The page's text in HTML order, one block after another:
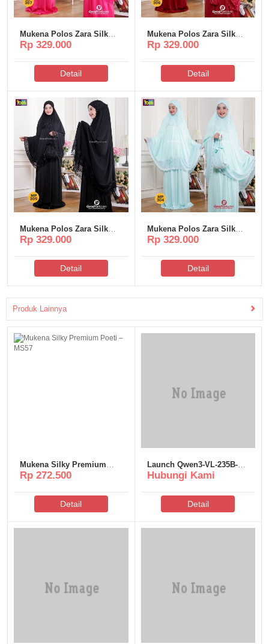
Mukena Polos Zara Silk
Poeti – MP307
Rp 329.000
Detail
Mukena Polos Zara Silk
Poeti – MP306
Rp 329.000
Detail
Mukena Polos Zara Silk
Poeti – MP305
Rp 329.000
Detail
Mukena Polos Zara Silk
Poeti – MP304
Rp 329.000
Detail
Produk Lainnya
Mukena Silky Premium
Poeti – MS57
Rp 272.500
Detail
Launch Qwen3-VL-235B-
A22B-Instruct on Your PC
Dummy Proof Guide
Hubungi Kami
Detail